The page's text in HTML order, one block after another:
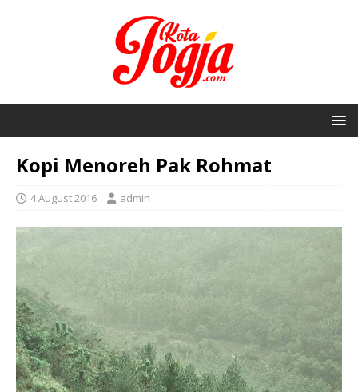
Kopi Menoreh Pak Rohmat
4 August 2016 admin